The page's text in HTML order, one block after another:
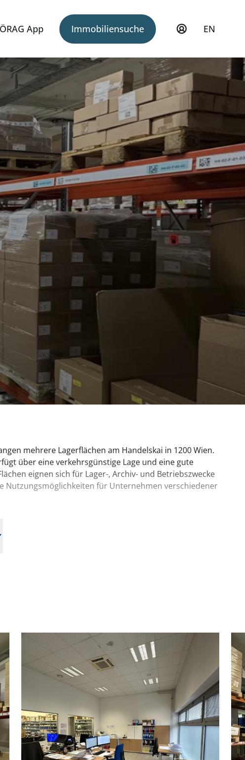
ÖRAG App Immobiliensuche EN
mehrere Lagerflächen am Handelskai in 1200 Wien.
über eine verkehrsgünstige Lage und eine gute
eignen sich für Lager-, Archiv- und Betriebszwecke
Nutzungsmöglichkeiten für Unternehmen verschiedener